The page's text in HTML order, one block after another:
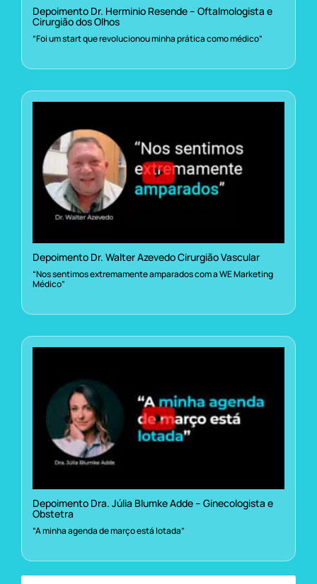
Depoimento Dr. Herminio Resende – Oftalmologista e
Cirurgião dos Olhos
“Foi um start que revolucionou minha prática como médico”
Depoimento Dr. Walter Azevedo Cirurgião Vascular
“Nos sentimos extremamente amparados com a WE Marketing
Médico”
Depoimento Dra. Júlia Blumke Adde – Ginecologista e
Obstetra
“A minha agenda de março está lotada”